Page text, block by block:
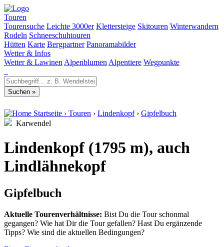
Touren
Tourensuche Leichte 3000er Klettersteige Skitouren Winterwandern
Rodeln Schneeschuhtouren
Hütten Karte Bergpartner Panoramabilder
Wetter & Infos
Wetter & Lawinen Alpenblumen Alpentiere Wegpunkte
Startseite › Touren › Lindenkopf › Gipfelbuch
Karwendel
Lindenkopf (1795 m), auch
Lindlähnekopf
Gipfelbuch
Aktuelle Tourenverhältnisse: Bist Du die Tour schonmal
gegangen? Wie hat Dir die Tour gefallen? Hast Du ergänzende
Tipps? Wie sind die aktuellen Bedingungen?